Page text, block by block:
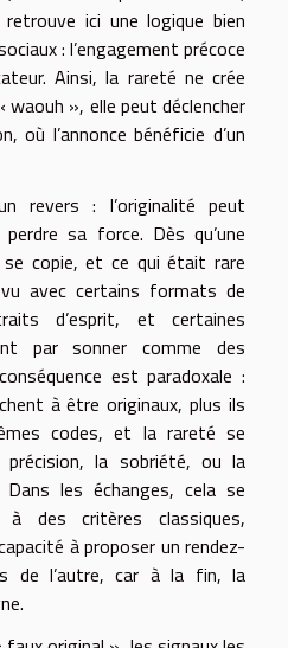
ici une logique bien
: l’engagement précoce
Ainsi, la rareté ne crée
», elle peut déclencher
où l’annonce bénéficie d’un
revers : l’originalité peut
sa force. Dès qu’une
copie, et ce qui était rare
avec certains formats de
d’esprit, et certaines
par sonner comme des
est paradoxale :
à être originaux, plus ils
codes, et la rareté se
précision, la sobriété, ou la
les échanges, cela se
des critères classiques,
à proposer un rendez-
de l’autre, car à la fin, la